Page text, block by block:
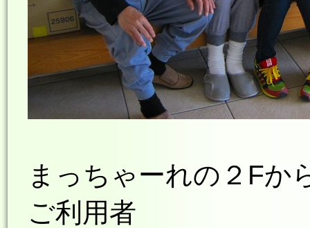
まっちゃーれの２Fか
ご利用者